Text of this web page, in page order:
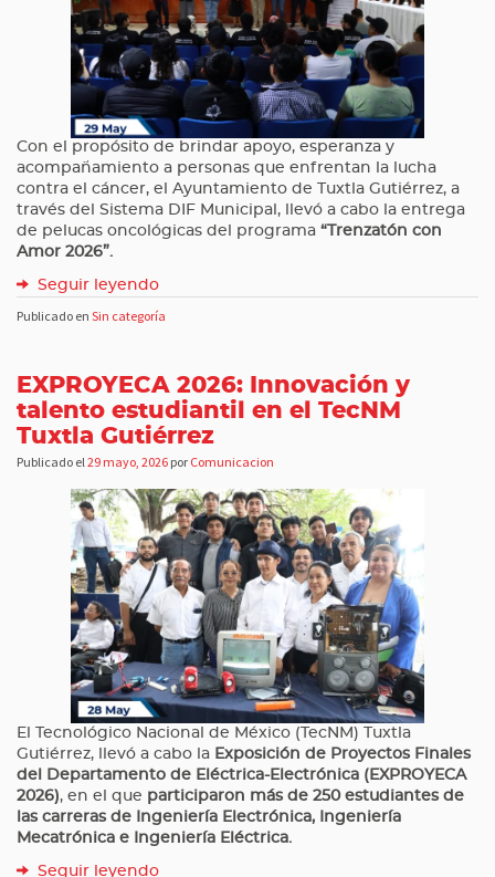
Con el propósito de brindar apoyo, esperanza y
acompañamiento a personas que enfrentan la lucha
contra el cáncer, el Ayuntamiento de Tuxtla Gutiérrez, a
través del Sistema DIF Municipal, llevó a cabo la entrega
de pelucas oncológicas del programa “Trenzatón con
Amor 2026”.
Seguir leyendo
Publicado en Sin categoría
EXPROYECA 2026: Innovación y
talento estudiantil en el TecNM
Tuxtla Gutiérrez
Publicado el29 mayo, 2026 por Comunicacion
El Tecnológico Nacional de México (TecNM) Tuxtla
Gutiérrez, llevó a cabo la Exposición de Proyectos Finales
del Departamento de Eléctrica-Electrónica (EXPROYECA
2026), en el que participaron más de 250 estudiantes de
las carreras de Ingeniería Electrónica, Ingeniería
Mecatrónica e Ingeniería Eléctrica.
Seguir leyendo